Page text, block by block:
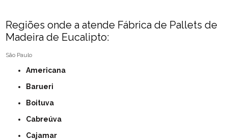
Regiões onde a atende Fábrica de Pallets de
Madeira de Eucalipto:
São Paulo
Americana
Barueri
Boituva
Cabreúva
Cajamar